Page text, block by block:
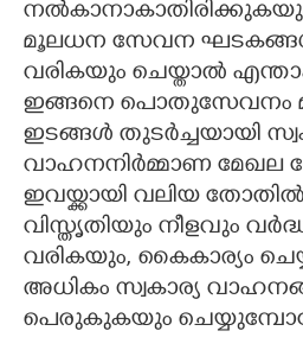
മൂലധന സേവന
വരികയും ചെയ്താൽ
ഇങ്ങനെ പൊതുസേവനം
ഇടങ്ങൾ തുടർച്ചയായി
വാഹനനിർമ്മാണ മേഖല
ഇവയ്ക്കായി വലിയ
വിസ്തൃതിയും നീളവും
വരികയും,​ കൈകാര്യം
അധികം സ്വകാര്യ
പെരുകുകയും